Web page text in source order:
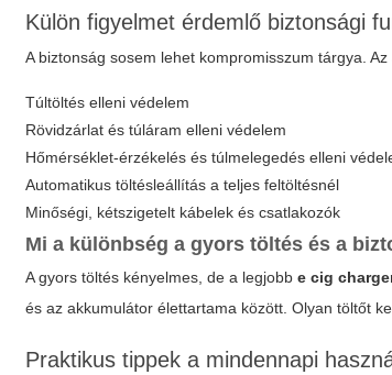
Külön figyelmet érdemlő biztonsági
A biztonság sosem lehet kompromisszum tárgya.
Túltöltés elleni védelem
Rövidzárlat és túláram elleni védelem
Hőmérséklet-érzékelés és túlmelegedés elleni
Automatikus töltésleállítás a teljes feltöltésnél
Minőségi, kétszigetelt kábelek és csatlakozók
Mi a különbség a gyors töltés és a
A gyors töltés kényelmes, de a legjobbe cig
és az akkumulátor élettartama között. Olyan töltőt
Praktikus tippek a mindennapi